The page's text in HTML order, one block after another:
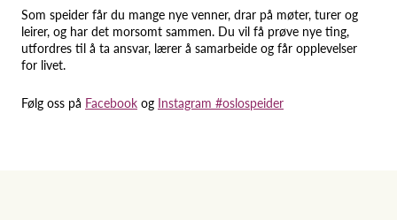
Som speider får du mange nye venner, drar på møter, turer og
leirer, og har det morsomt sammen. Du vil få prøve nye ting,
utfordres til å ta ansvar, lærer å samarbeide og får opplevelser
for livet.
Følg oss på Facebook og Instagram #oslospeider